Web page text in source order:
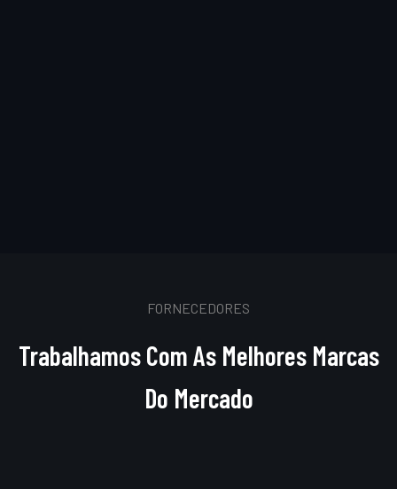
FORNECEDORES
Trabalhamos Com As Melhores Marcas
Do Mercado